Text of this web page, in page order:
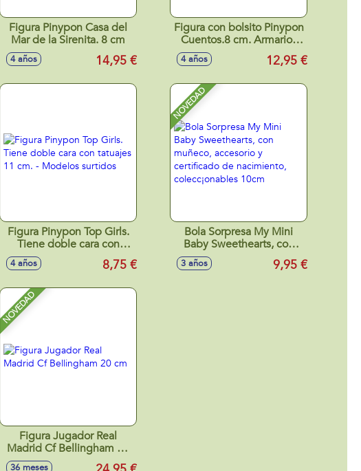
Figura Pinypon Casa del
Mar de la Sirenita. 8 cm
4 años 14,95 €
Figura con bolsito Pinypon
Cuentos.8 cm. Armarios
de cuentos con diferentes
compartimentos para
- Modelos surtidos
4 años 12,95 €
Figura Pinypon Top Girls.
Tiene doble cara con
tatuajes 11 cm. - Modelos
4 años 8,75 €
NOVEDAD
Bola Sorpresa My Mini
Baby Sweethearts, con
muñeco, accesorio y
certificado de nacimiento,
3 años 9,95 €
NOVEDAD
Figura Jugador Real
Madrid Cf Bellingham 20
36 meses